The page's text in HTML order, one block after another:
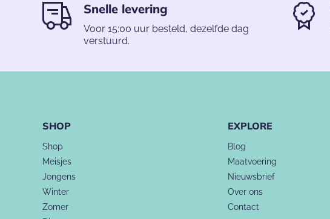
Snelle levering
Voor 15:00 uur besteld, dezelfde dag
verstuurd.
SHOP
Shop
Meisjes
Jongens
Winter
Zomer
EXPLORE
Blog
Maatvoering
Nieuwsbrief
Over ons
Contact